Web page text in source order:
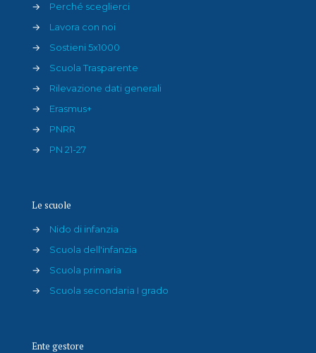
→
Perché sceglierci
→
Lavora con noi
→
Sostieni 5x1000
→
Scuola Trasparente
→
Rilevazione dati generali
→
Erasmus+
→
PNRR
→
PN 21-27
Le scuole
→
Nido di infanzia
→
Scuola dell'infanzia
→
Scuola primaria
→
Scuola secondaria I grado
Ente gestore